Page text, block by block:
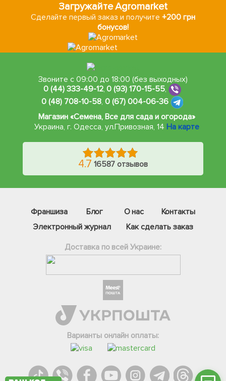
Загружайте Agromarket
Сделайте первый заказ и получите +200 грн
бонусов!
Звоните с 09:00 до 18:00 (без выходных)
0 (44) 333-49-12,0 (93) 170-15-55,
0 (48) 708-10-58, 0 (67) 004-06-36
Магазин «Семена, Все для сада и огорода»
Украина, г. Одесса, ул.Привозная, 14 На карте
4.7 16587 отзывов
Франшиза Блог О нас
Контакты
Электронный журнал
Как сделать заказ
Доставка по всей Украине:
Варианты онлайн оплаты:
Інстаграм
Онлайн чат